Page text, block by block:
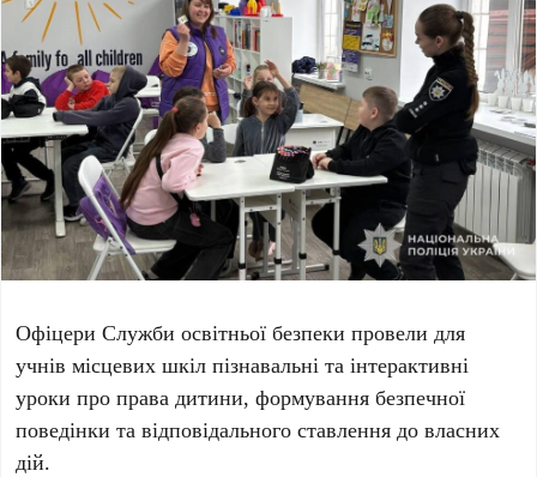
Офіцери Служби освітньої безпеки провели для
учнів місцевих шкіл пізнавальні та інтерактивні
уроки про права дитини, формування безпечної
поведінки та відповідального ставлення до власних
дій.